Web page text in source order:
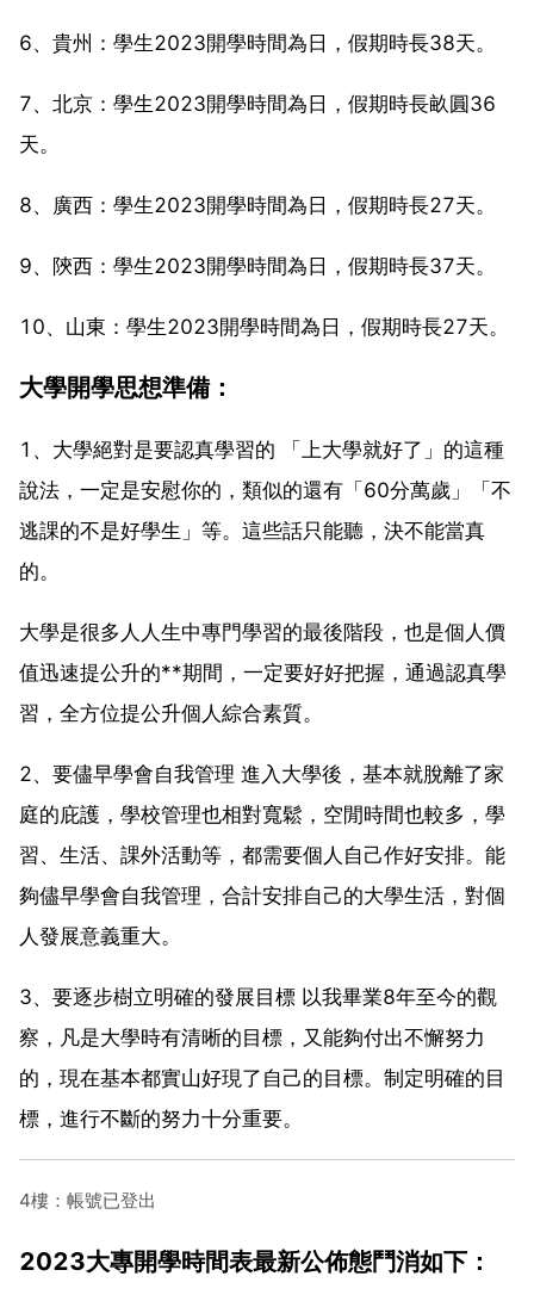
6、貴州：學生2023開學時間為日，假期時長38天。
7、北京：學生2023開學時間為日，假期時長畝圓36
天。
8、廣西：學生2023開學時間為日，假期時長27天。
9、陝西：學生2023開學時間為日，假期時長37天。
10、山東：學生2023開學時間為日，假期時長27天。
大學開學思想準備：
1、大學絕對是要認真學習的 「上大學就好了」的這種
說法，一定是安慰你的，類似的還有「60分萬歲」「不
逃課的不是好學生」等。這些話只能聽，決不能當真
的。
大學是很多人人生中專門學習的最後階段，也是個人價
值迅速提公升的**期間，一定要好好把握，通過認真學
習，全方位提公升個人綜合素質。
2、要儘早學會自我管理 進入大學後，基本就脫離了家
庭的庇護，學校管理也相對寬鬆，空閒時間也較多，學
習、生活、課外活動等，都需要個人自己作好安排。能
夠儘早學會自我管理，合計安排自己的大學生活，對個
人發展意義重大。
3、要逐步樹立明確的發展目標 以我畢業8年至今的觀
察，凡是大學時有清晰的目標，又能夠付出不懈努力
的，現在基本都實山好現了自己的目標。制定明確的目
標，進行不斷的努力十分重要。
4樓：帳號已登出
2023大專開學時間表最新公佈態鬥消如下：